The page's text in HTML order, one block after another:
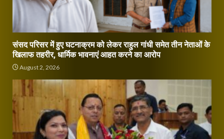
संसद परिसर में हुए घटनाक्रम को लेकर राहुल गांधी समेत तीन नेताओं के
खिलाफ तहरीर, धार्मिक भावनाएं आहत करने का आरोप
August 2, 2026